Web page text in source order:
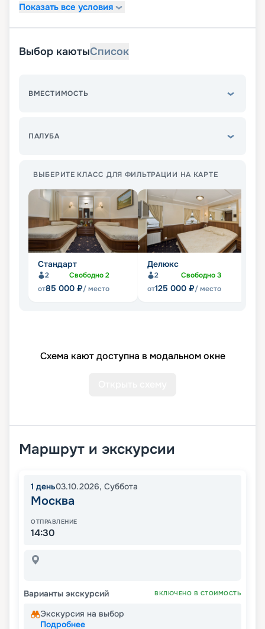
Показать все условия
Выбор каютыСписок
ВМЕСТИМОСТЬ
ПАЛУБА
ВЫБЕРИТЕ КЛАСС ДЛЯ ФИЛЬТРАЦИИ НА КАРТЕ
Стандарт
2 Свободно2
от85 000 ₽/ место
Делюкс
2 Свободно3
от125 000 ₽/ место
Схема кают доступна в модальном окне
Маршрут и экскурсии
1 день03.10.2026, Суббота
Москва
ОТПРАВЛЕНИЕ
14:30
Варианты экскурсий ВКЛЮЧЕНО В СТОИМОСТЬ
Экскурсия на выбор
Подробнее